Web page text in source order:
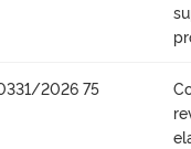
2026 75